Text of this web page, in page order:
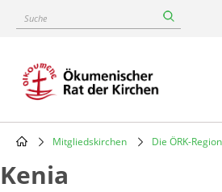
content
Suche
Main
navigation
Breadcrumb
Mitgliedskirchen Die ÖRK-
Kenia